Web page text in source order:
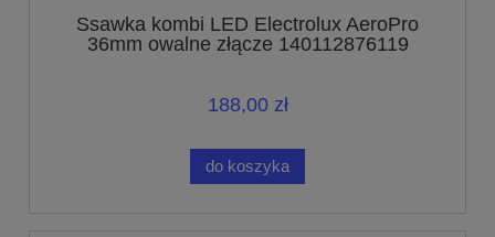
Ssawka kombi LED Electrolux AeroPro
36mm owalne złącze 140112876119
188,00 zł
do koszyka